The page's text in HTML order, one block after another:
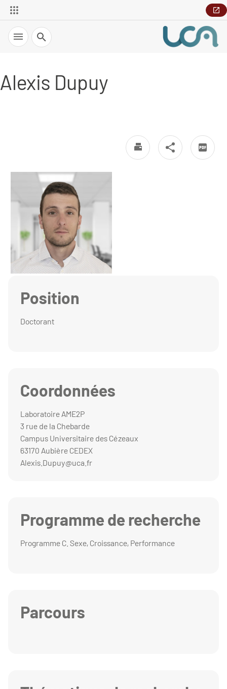
Recherche
Alexis Dupuy
Position
Doctorant
Coordonnées
Laboratoire AME2P
3 rue de la Chebarde
Campus Universitaire des Cézeaux
63170 Aubière CEDEX
Alexis.Dupuy@uca.fr
Programme de recherche
Programme C. Sexe, Croissance, Performance
Parcours